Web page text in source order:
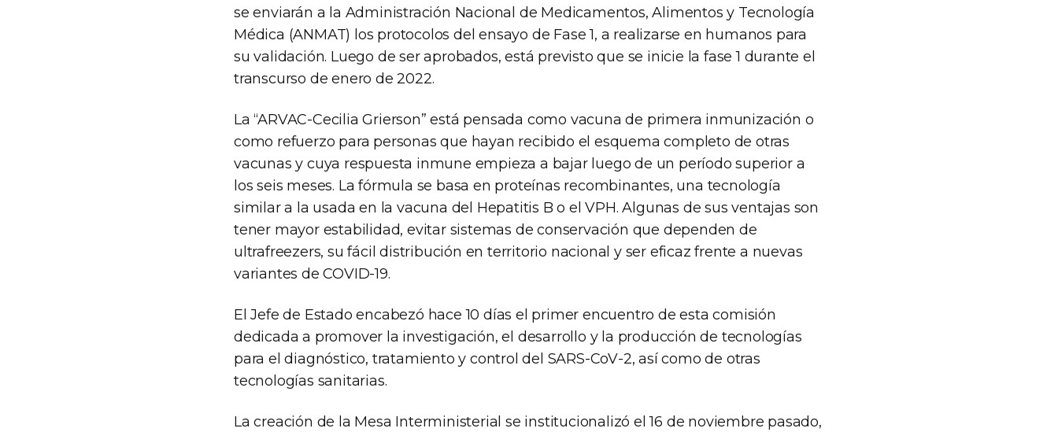
se enviarán a la Administración Nacional de Medicamentos, Alimentos y Tecnología
Médica (ANMAT) los protocolos del ensayo de Fase 1, a realizarse en humanos para
su validación. Luego de ser aprobados, está previsto que se inicie la fase 1 durante el
transcurso de enero de 2022.
La “ARVAC-Cecilia Grierson” está pensada como vacuna de primera inmunización o
como refuerzo para personas que hayan recibido el esquema completo de otras
vacunas y cuya respuesta inmune empieza a bajar luego de un período superior a
los seis meses. La fórmula se basa en proteínas recombinantes, una tecnología
similar a la usada en la vacuna del Hepatitis B o el VPH. Algunas de sus ventajas son
tener mayor estabilidad, evitar sistemas de conservación que dependen de
ultrafreezers, su fácil distribución en territorio nacional y ser eficaz frente a nuevas
variantes de COVID-19.
El Jefe de Estado encabezó hace 10 días el primer encuentro de esta comisión
dedicada a promover la investigación, el desarrollo y la producción de tecnologías
para el diagnóstico, tratamiento y control del SARS-CoV-2, así como de otras
tecnologías sanitarias.
La creación de la Mesa Interministerial se institucionalizó el 16 de noviembre pasado,